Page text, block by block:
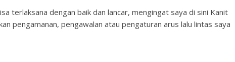
terlaksana dengan baik dan lancar, mengingat saya di sini Kanit
pengamanan, pengawalan atau pengaturan arus lalu lintas saya